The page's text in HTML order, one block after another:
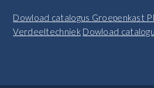
Dowload catalogus Groepenkast
Verdeeltechniek Dowload